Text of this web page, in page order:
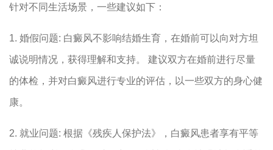
针对不同生活场景，一些建议如下：
1. 婚假问题: 白癜风不影响结婚生育，在婚前可以向对方坦
诚说明情况，获得理解和支持。 建议双方在婚前进行尽量
的体检，并对白癜风进行专业的评估，以一些双方的身心健
康。
2. 就业问题: 根据《残疾人保护法》，白癜风患者享有平等